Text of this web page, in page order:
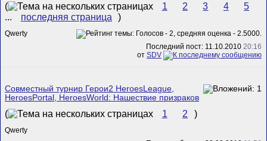
( 1 2 3 4
5
...
последняя страница )
Qwerty
Последний пост: 11.10.2010 20:16
от SDV
Совместный турнир Герои2 HeroesLeague,
HeroesPortal, HeroesWorld: Нашествие призраков
( 1 2 )
Qwerty